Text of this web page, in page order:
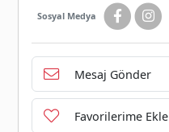
Sosyal Medya
Mesaj Gönder
Favorilerime Ekle